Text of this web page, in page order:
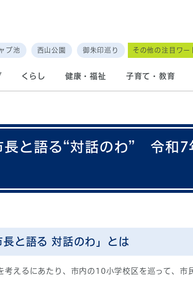
ブ池 西山公園 御朱印巡り その他の注目ワー
くらし 健康・福祉 子育て・教育
長と語る“対話のわ” 令和
長と語る 対話のわ」とは
考えるにあたり、市内の10小学校区を巡って、